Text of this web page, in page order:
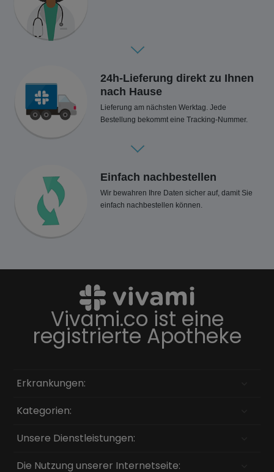
24h-Lieferung direkt zu Ihnen
nach Hause
Lieferung am nächsten Werktag. Jede
Bestellung bekommt eine Tracking-Nummer.
Einfach nachbestellen
Wir bewahren Ihre Daten sicher auf, damit Sie
einfach nachbestellen können.
Vivami.co ist eine
registrierte Apotheke
Erkrankungen:
Kategorien:
Unsere Dienstleistungen:
Die Nutzung unserer Internetseite: